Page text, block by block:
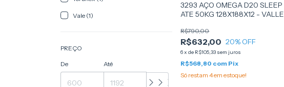
Vale (1)
PREÇO
De Até
3293 AÇO OMEGA D20 SLEEP
ATE 50KG 128X188X12 - VALLE
R$632,00
R$790,00
20% OFF
6xde R$105,33 sem juros
R$568,80 com Pix
Só restam4em estoque!